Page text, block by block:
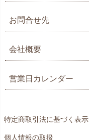
お問合せ先
会社概要
営業日カレンダー
特定商取引法に基づく表示
個人情報の取扱